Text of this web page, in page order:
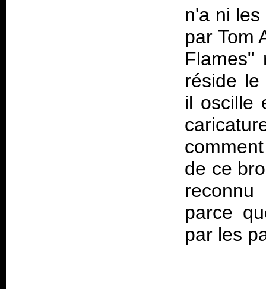
n'a ni
par Tom
Flames"
réside
il oscille
de ce
parce
par les